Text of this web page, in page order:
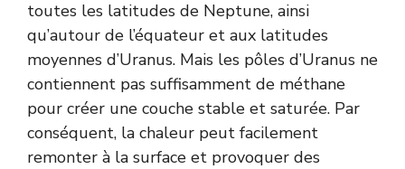
toutes les latitudes de Neptune, ainsi
qu’autour de l’équateur et aux latitudes
moyennes d’Uranus. Mais les pôles d’Uranus ne
contiennent pas suffisamment de méthane
pour créer une couche stable et saturée. Par
conséquent, la chaleur peut facilement
remonter à la surface et provoquer des